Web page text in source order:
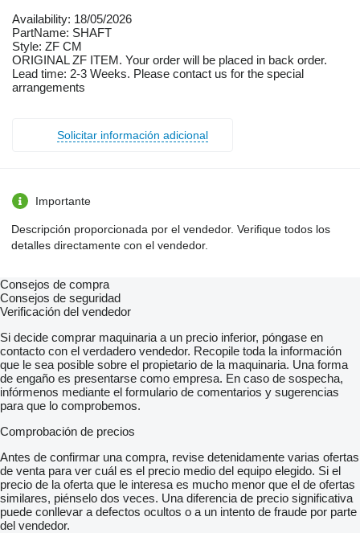
Availability: 18/05/2026
PartName: SHAFT
Style: ZF CM
ORIGINAL ZF ITEM. Your order will be placed in back order.
Lead time: 2-3 Weeks. Please contact us for the special
arrangements
Solicitar información adicional
Importante
Descripción proporcionada por el vendedor. Verifique todos los
detalles directamente con el vendedor.
Consejos de compra
Consejos de seguridad
Verificación del vendedor
Si decide comprar maquinaria a un precio inferior, póngase en
contacto con el verdadero vendedor. Recopile toda la información
que le sea posible sobre el propietario de la maquinaria. Una forma
de engaño es presentarse como empresa. En caso de sospecha,
infórmenos mediante el formulario de comentarios y sugerencias
para que lo comprobemos.
Comprobación de precios
Antes de confirmar una compra, revise detenidamente varias ofertas
de venta para ver cuál es el precio medio del equipo elegido. Si el
precio de la oferta que le interesa es mucho menor que el de ofertas
similares, piénselo dos veces. Una diferencia de precio significativa
puede conllevar a defectos ocultos o a un intento de fraude por parte
del vendedor.